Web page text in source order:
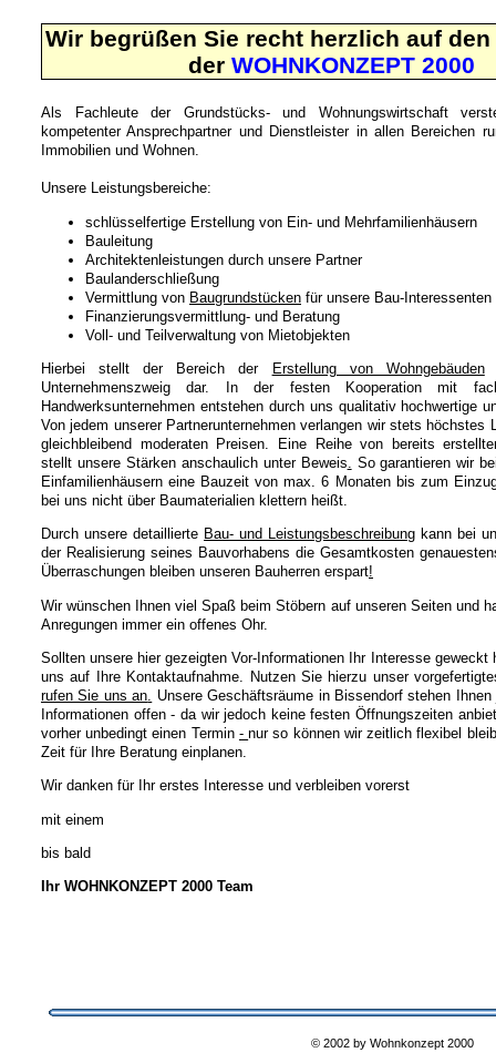
Wir begrüßen Sie recht herzlich auf
der WOHNKONZEPT 2000
Als Fachleute der Grundstücks- und Wohnungswirtschaft
kompetenter Ansprechpartner und Dienstleister in allen Bereichen
Immobilien und Wohnen.
Unsere Leistungsbereiche:
schlüsselfertige Erstellung von Ein- und Mehrfamilienhäusern
Bauleitung
Architektenleistungen durch unsere Partner
Baulanderschließung
Vermittlung von Baugrundstücken für unsere Bau-Interessenten
Finanzierungsvermittlung- und Beratung
Voll- und Teilverwaltung von Mietobjekten
Hierbei stellt der Bereich der Erstellung von Wohngebäuden
Unternehmenszweig dar. In der festen Kooperation mit
Handwerksunternehmen entstehen durch uns qualitativ hochwertige
Von jedem unserer Partnerunternehmen verlangen wir stets höchstes
gleichbleibend moderaten Preisen. Eine Reihe von bereits
stellt unsere Stärken anschaulich unter Beweis
So garantieren wir
Einfamilienhäusern eine Bauzeit von max. 6 Monaten bis zum
bei uns nicht über Baumaterialien klettern heißt.
Durch unsere detaillierte Bau- und Leistungsbeschreibung kann bei
der Realisierung seines Bauvorhabens die Gesamtkosten
Überraschungen bleiben unseren Bauherren erspart!
Wir wünschen Ihnen viel Spaß beim Stöbern auf unseren Seiten und
Anregungen immer ein offenes Ohr.
Sollten unsere hier gezeigten Vor-Informationen Ihr Interesse geweckt
uns auf Ihre Kontaktaufnahme. Nutzen Sie hierzu unser
rufen Sie uns an
Unsere Geschäftsräume in Bissendorf stehen
Informationen offen - da wir jedoch keine festen Öffnungszeiten
vorher unbedingt einen Termin -nur so können wir zeitlich flexibel
Zeit für Ihre Beratung einplanen.
Wir danken für Ihr erstes Interesse und verbleiben vorerst
mit einem
bis bald
Ihr WOHNKONZEPT 2000 Team
© 2002 by Wohnkonzept 2000